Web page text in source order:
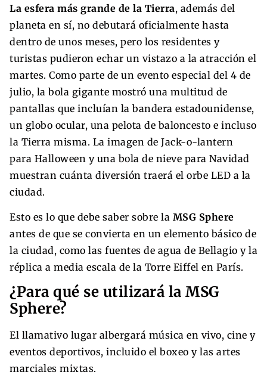
La esfera más grande de la Tierra, además del
planeta en sí, no debutará oficialmente hasta
dentro de unos meses, pero los residentes y
turistas pudieron echar un vistazo a la atracción el
martes. Como parte de un evento especial del 4 de
julio, la bola gigante mostró una multitud de
pantallas que incluían la bandera estadounidense,
un globo ocular, una pelota de baloncesto e incluso
la Tierra misma. La imagen de Jack-o-lantern
para Halloween y una bola de nieve para Navidad
muestran cuánta diversión traerá el orbe LED a la
ciudad.
Esto es lo que debe saber sobre la MSG Sphere
antes de que se convierta en un elemento básico de
la ciudad, como las fuentes de agua de Bellagio y la
réplica a media escala de la Torre Eiffel en París.
¿Para qué se utilizará la MSG
Sphere?
El llamativo lugar albergará música en vivo, cine y
eventos deportivos, incluido el boxeo y las artes
marciales mixtas.